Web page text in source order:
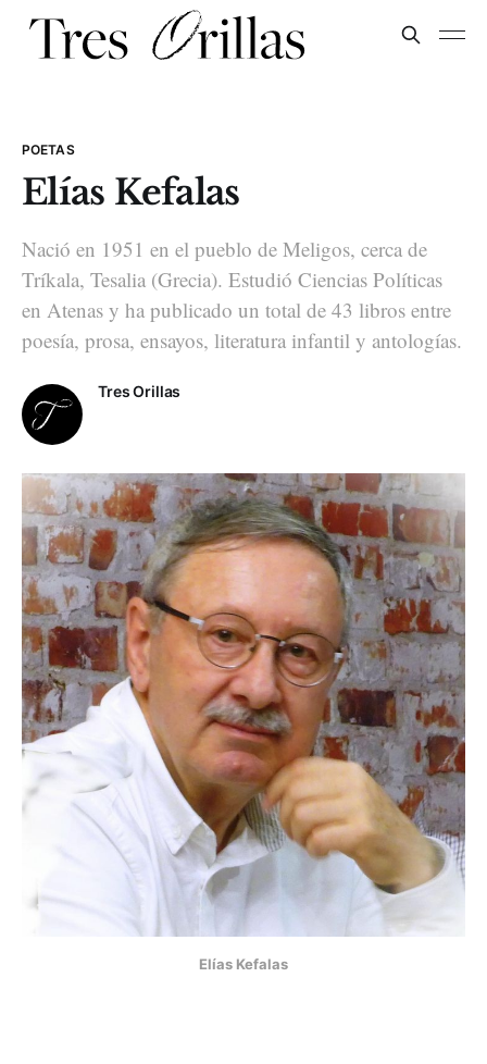
POETAS
Elías Kefalas
Nació en 1951 en el pueblo de Meligos, cerca de
Tríkala, Tesalia (Grecia). Estudió Ciencias Políticas
en Atenas y ha publicado un total de 43 libros entre
poesía, prosa, ensayos, literatura infantil y antologías.
Tres Orillas
Elías Kefalas